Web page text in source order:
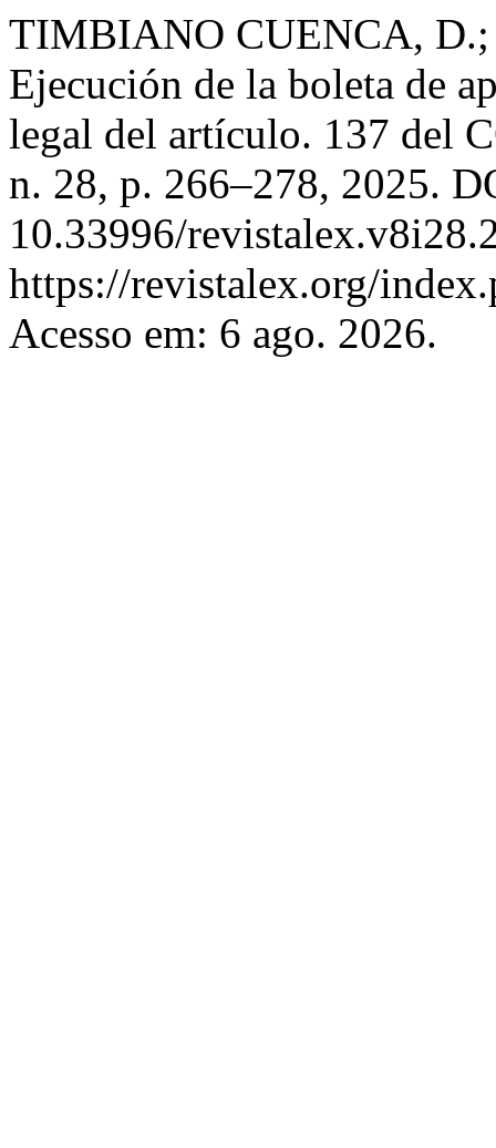
TIMBIANO CUENCA,
Ejecución de la boleta de
legal del artículo. 137 del
n. 28, p. 266–278, 2025.
10.33996/
https://revistalex.org/
Acesso em: 6 ago. 2026.